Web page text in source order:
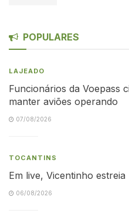
POPULARES
LAJEADO
Funcionários da Voepass
manter aviões operando
07/08/2026
TOCANTINS
Em live, Vicentinho
06/08/2026